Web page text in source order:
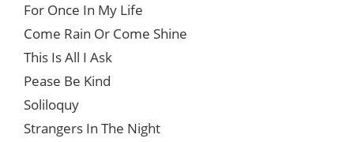
For Once In My Life
Come Rain Or Come Shine
This Is All I Ask
Pease Be Kind
Soliloquy
Strangers In The Night